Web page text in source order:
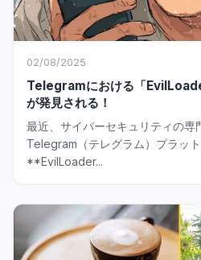
02/08/2025
Telegramにおける「
が発見される！
最近、サイバーセキュリティの専
Telegram（テレグラム）プラッ
**EvilLoader...